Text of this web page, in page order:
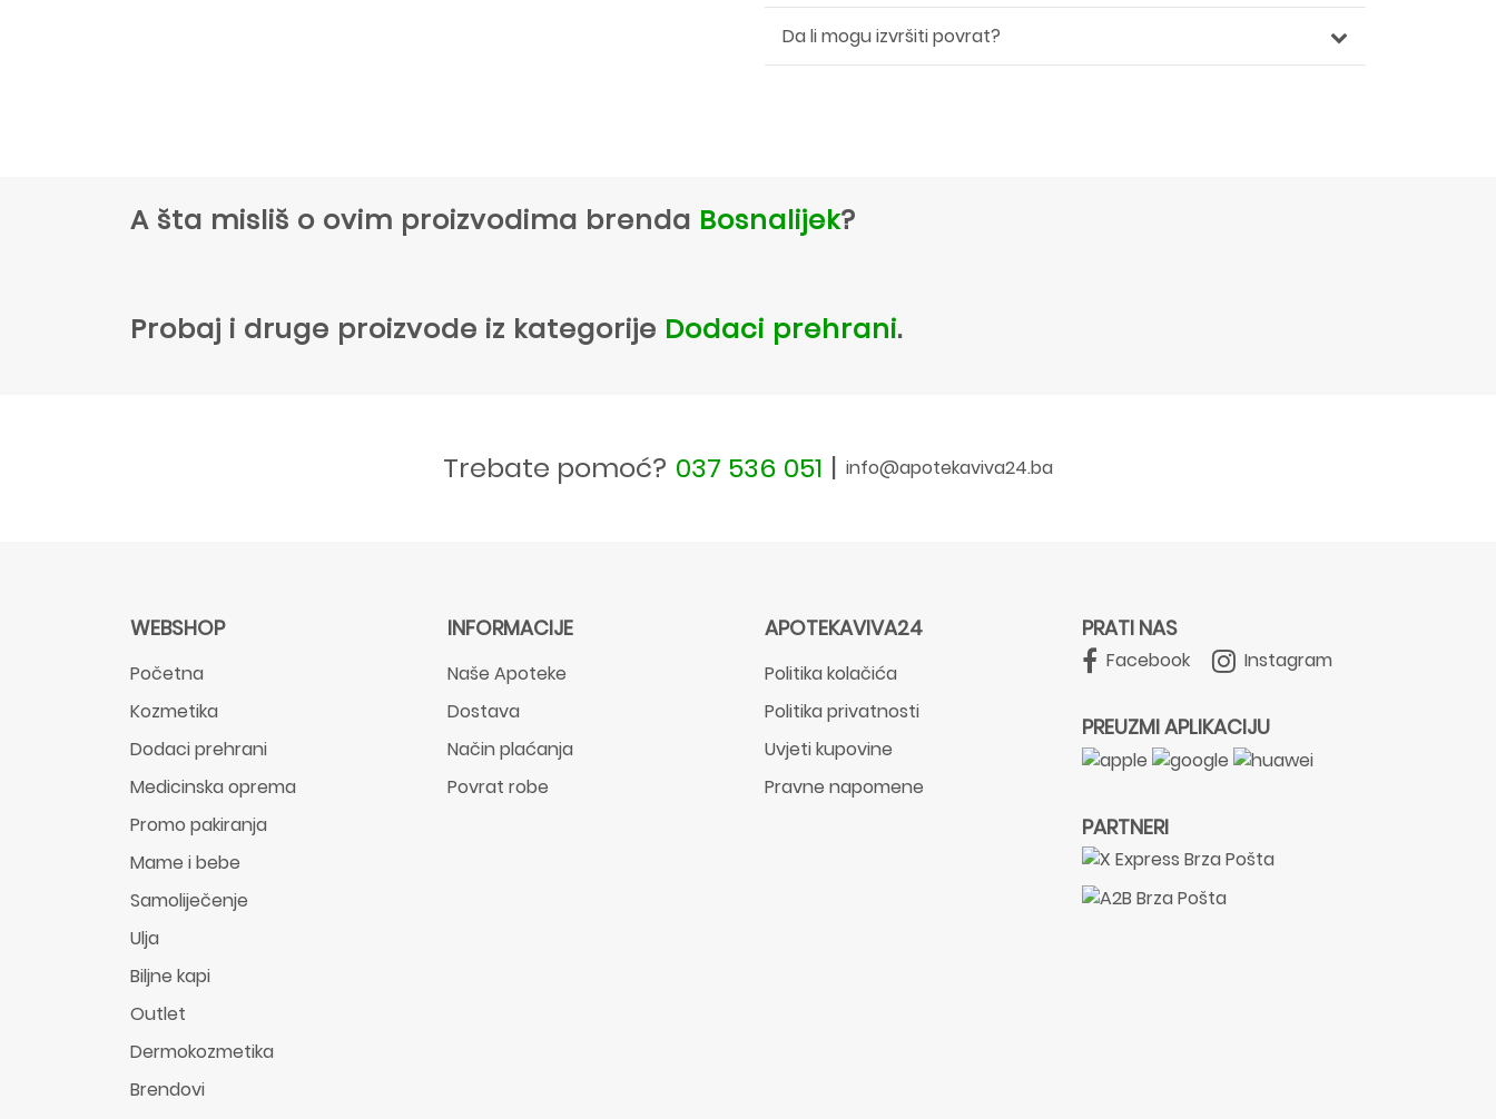
Da li mogu izvršiti povrat?
A šta misliš o ovim proizvodima brenda Bosnalijek?
Probaj i druge proizvode iz kategorije Dodaci prehrani.
Trebate pomoć? 037 536 051 | info@apotekaviva24.ba
WEBSHOP
Početna
Kozmetika
Dodaci prehrani
Medicinska oprema
Promo pakiranja
Mame i bebe
Samoliječenje
Ulja
Biljne kapi
Outlet
Dermokozmetika
Brendovi
INFORMACIJE
Naše Apoteke
Dostava
Način plaćanja
Povrat robe
APOTEKAVIVA24
Politika kolačića
Politika privatnosti
Uvjeti kupovine
Pravne napomene
PRATI NAS
Facebook Instagram
PREUZMI APLIKACIJU
PARTNERI